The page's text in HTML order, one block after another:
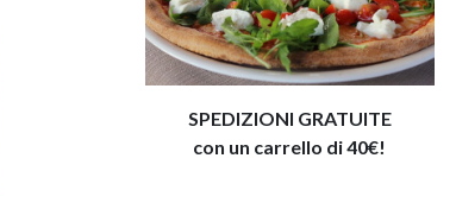
SPEDIZIONI GRATUITE
con un carrello di 40€!